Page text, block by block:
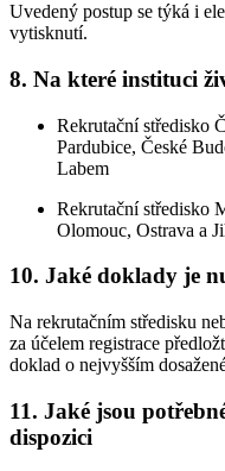
Uvedený postup se týká i
vytisknutí.
8. Na které instituci
Rekrutační středisko
Pardubice, České
Labem
Rekrutační středisko
Olomouc, Ostrava a
10. Jaké doklady je
Na rekrutačním středisku
za účelem registrace
doklad o nejvyšším
11. Jaké jsou
dispozici